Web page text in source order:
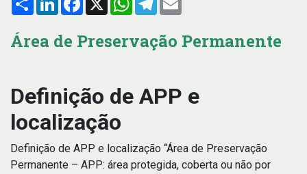
Área de Preservação Permanente
Definição de APP e
localização
Definição de APP e localização “Área de Preservação
Permanente – APP: área protegida, coberta ou não por